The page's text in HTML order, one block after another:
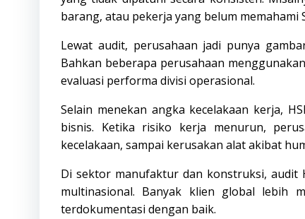
barang, atau pekerja yang belum memahami
Lewat audit, perusahaan jadi punya
Bahkan beberapa perusahaan
evaluasi performa divisi operasional.
Selain menekan angka kecelakaan kerja,
bisnis. Ketika risiko kerja menurun,
kecelakaan, sampai kerusakan alat akibat
Di sektor manufaktur dan konstruksi, audit
multinasional. Banyak klien global lebih
terdokumentasi dengan baik.